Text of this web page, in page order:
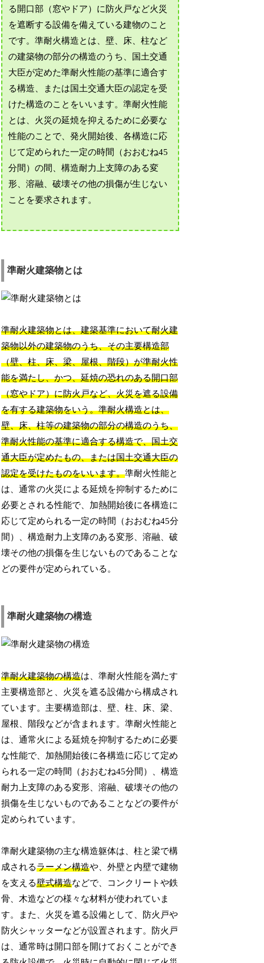
る開口部（窓やドア）に防火戸など火災
を遮断する設備を備えている建物のこと
です。準耐火構造とは、壁、床、柱など
の建築物の部分の構造のうち、国土交通
大臣が定めた準耐火性能の基準に適合す
る構造、または国土交通大臣の認定を受
けた構造のことをいいます。準耐火性能
とは、火災の延焼を抑えるために必要な
性能のことで、発火開始後、各構造に応
じて定められた一定の時間（おおむね45
分間）の間、構造耐力上支障のある変
形、溶融、破壊その他の損傷が生じない
ことを要求されます。
準耐火建築物とは
準耐火建築物とは、建築基準において耐火建
築物以外の建築物のうち、その主要構造部
（壁、柱、床、梁、屋根、階段）が準耐火性
能を満たし、かつ、延焼の恐れのある開口部
（窓やドア）に防火戸など、火災を遮る設備
を有する建築物をいう。準耐火構造とは、
壁、床、柱等の建築物の部分の構造のうち、
準耐火性能の基準に適合する構造で、国土交
通大臣が定めたもの、または国土交通大臣の
認定を受けたものをいいます。準耐火性能と
は、通常の火災による延焼を抑制するために
必要とされる性能で、加熱開始後に各構造に
応じて定められる一定の時間（おおむね45分
間）、構造耐力上支障のある変形、溶融、破
壊その他の損傷を生じないものであることな
どの要件が定められている。
準耐火建築物の構造
準耐火建築物の構造は、準耐火性能を満たす
主要構造部と、火災を遮る設備から構成され
ています。主要構造部は、壁、柱、床、梁、
屋根、階段などが含まれます。準耐火性能と
は、通常火による延焼を抑制するために必要
な性能で、加熱開始後に各構造に応じて定め
られる一定の時間（おおむね45分間）、構造
耐力上支障のある変形、溶融、破壊その他の
損傷を生じないものであることなどの要件が
定められています。
準耐火建築物の主な構造躯体は、柱と梁で構
成されるラーメン構造や、外壁と内壁で建物
を支える壁式構造などで、コンクリートや鉄
骨、木造などの様々な材料が使われていま
す。また、火災を遮る設備として、防火戸や
防火シャッターなどが設置されます。防火戸
は、通常時は開口部を開けておくことができ